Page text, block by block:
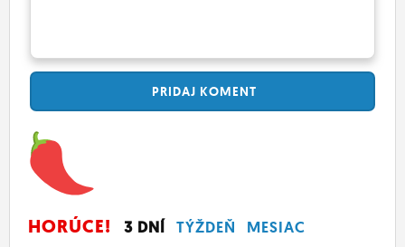
PRIDAJ KOMENT
HORÚCE! 3 DNÍ TÝŽDEŇ MESIAC